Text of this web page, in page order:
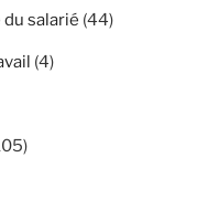
salarié (44)
(4)